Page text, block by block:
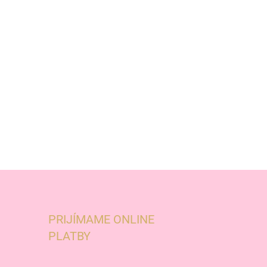
PRIJÍMAME ONLINE
PLATBY